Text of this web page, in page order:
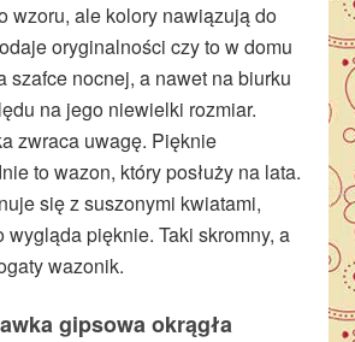
wzoru, ale kolory nawiązują do
oryginalności czy to w domu
szafce nocnej, a nawet na biurku
na jego niewielki rozmiar.
zwraca uwagę. Pięknie
to wazon, który posłuży na lata.
się z suszonymi kwiatami,
wygląda pięknie. Taki skromny, a
wazonik.
gipsowa okrągła